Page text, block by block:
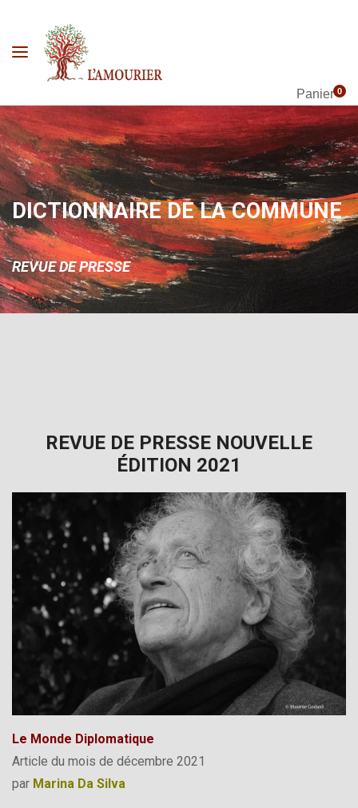
Panier0
DICTIONNAIRE DE LA COMMUNE
REVUE DE PRESSE
REVUE DE PRESSE NOUVELLE
ÉDITION 2021
Le Monde Diplomatique
Article du mois de décembre 2021
par Marina Da Silva